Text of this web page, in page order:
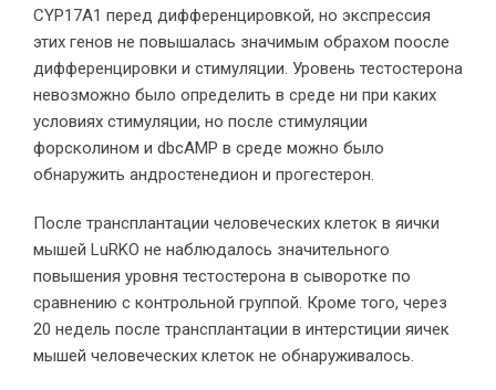
CYP17A1 перед дифференцировкой, но экспрессия
этих генов не повышалась значимым обрахом поосле
дифференцировки и стимуляции. Уровень тестостерона
невозможно было определить в среде ни при каких
условиях стимуляции, но после стимуляции
форсколином и dbcAMP в среде можно было
обнаружить андростенедион и прогестерон.
После трансплантации человеческих клеток в яички
мышей LuRKO не наблюдалось значительного
повышения уровня тестостерона в сыворотке по
сравнению с контрольной группой. Кроме того, через
20 недель после трансплантации в интерстиции яичек
мышей человеческих клеток не обнаруживалось.